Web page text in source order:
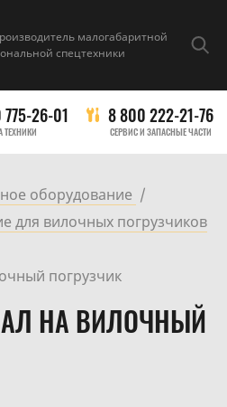
малогабаритной
спецтехники
26-01 8 800 222-21-76
СЕРВИС И ЗАПАСНЫЕ ЧАСТИ
оборудование
для вилочных погрузчиков
погрузчик
НА ВИЛОЧНЫЙ